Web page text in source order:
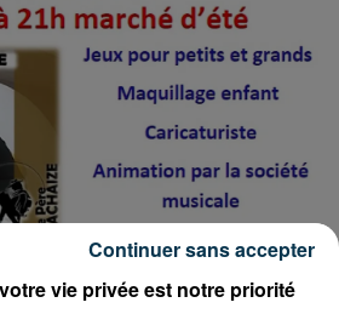
vie privée est notre priorité
Continuer sans accepter